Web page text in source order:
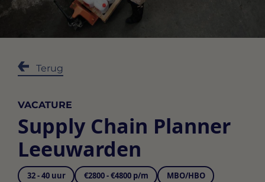
Terug
VACATURE
Supply Chain Planner
Leeuwarden
32 - 40 uur €2800 - €4800 p/m MBO/HBO